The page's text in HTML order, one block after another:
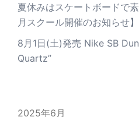
夏休みはスケートボードで
月スクール開催のお知らせ】
8月1日(土)発売 Nike SB
Quartz”
2025年6月